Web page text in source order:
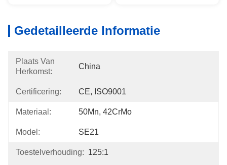
Gedetailleerde Informatie
Plaats Van
Herkomst:
China
Certificering: CE, ISO9001
Materiaal: 50Mn, 42CrMo
Model: SE21
Toestelverhouding: 125:1